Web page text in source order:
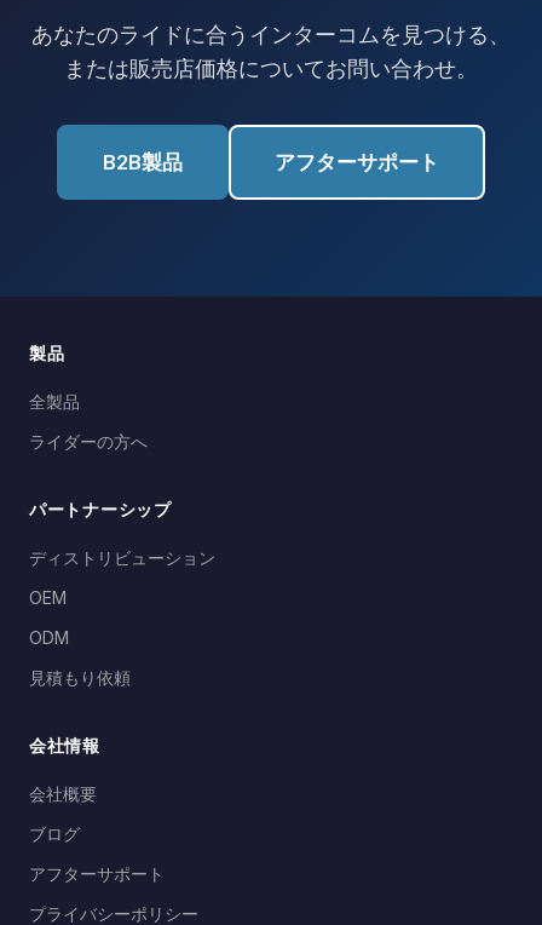
あなたのライドに合うインターコムを見つける、
または販売店価格についてお問い合わせ。
B2B製品 アフターサポート
製品
全製品
ライダーの方へ
パートナーシップ
ディストリビューション
OEM
ODM
見積もり依頼
会社情報
会社概要
ブログ
アフターサポート
プライバシーポリシー